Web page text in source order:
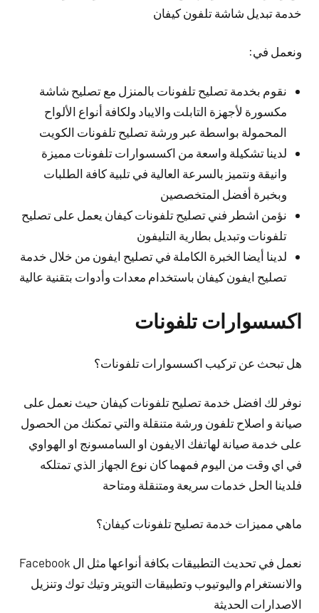
خدمة تبديل شاشة تلفون كيفان
ونعمل في:
نقوم بخدمة تصليح تلفونات بالمنزل مع تصليح شاشة
مكسورة لأجهزة التابلت والايباد ولكافة أنواع الألواح
المحمولة بواسطة عبر ورشة تصليح تلفونات الكويت
لدينا تشكيلة واسعة من اكسسوارات تلفونات مميزة
وانيقة ونتميز بالسرعة العالية في تلبية كافة الطلبات
وبخبرة أفضل المتخصصين
نؤمن اشطر فني تصليح تلفونات كيفان يعمل على تصليح
تلفونات وتبديل بطارية التليفون
لدينا أيضا الخبرة الكاملة في تصليح ايفون من خلال خدمة
تصليح ايفون كيفان باستخدام معدات وأدوات بتقنية عالية
اكسسوارات تلفونات
هل تبحث عن تركيب اكسسوارات تلفونات؟
نوفر لك افضل خدمة تصليح تلفونات كيفان حيث نعمل على
صيانة و اصلاح تلفون ورشة متنقلة والتي تمكنك من الحصول
على خدمة صيانة لهاتفك الايفون او السامسونج او الهواوي
في اي وقت من اليوم فمهما كان نوع الجهاز الذي تمتلكه
فلدينا الحل خدمات سريعة ومتنقلة ومتاحة
ماهي مميزات خدمة تصليح تلفونات كيفان؟
نعمل في تحديث التطبيقات بكافة أنواعها مثل ال Facebook
والانستغرام واليوتيوب وتطبيقات التويتر وتيك توك وتنزيل
الاصدارات الحديثة